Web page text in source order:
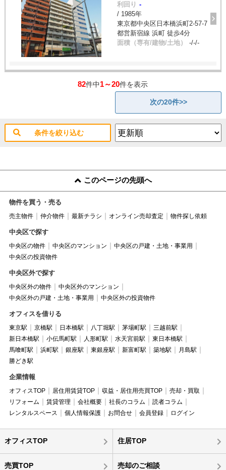
利回り -
/ 1985年
東京都中央区日本橋浜町2-57-7
都営新宿線 浜町 徒歩4分
面積（専有/建物/土地）
-/-/-
82件中1～20件を表示
次の20件>>
条件を絞り込む
このページの先頭へ
物件を買う・売る
売主物件 仲介物件 最新チラシ オンライン売却査定 物件探し依頼
中央区で探す
中央区の物件 中央区のマンション
中央区の戸建・土地・事業用
中央区の投資物件
中央区外で探す
中央区外の物件
中央区外のマンション
中央区外の戸建・土地・事業用
中央区外の投資物件
オフィスを借りる
東京駅 京橋駅 日本橋駅 八丁堀駅 茅場町駅
三越前駅
新日本橋駅
小伝馬町駅 人形町駅 水天宮前駅
東日本橋駅
馬喰町駅
浜町駅 銀座駅 東銀座駅 新富町駅 築地駅
月島駅
勝どき駅
企業情報
オフィスTOP 居住用賃貸TOP 収益・居住用売買TOP
売却・買取
リフォーム
賃貸管理 会社概要 社長のコラム
読者コラム
レンタルスペース
個人情報保護 お問合せ 会員登録 ログイン
オフィスTOP 住居TOP
売買TOP 売却のご相談